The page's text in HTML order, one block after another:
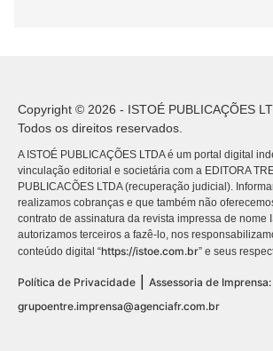
Copyright © 2026 - ISTOÉ PUBLICAÇÕES
Todos os direitos reservados.
A ISTOÉ PUBLICAÇÕES LTDA é um portal digital
vinculação editorial e societária com a EDITORA
PUBLICACÕES LTDA (recuperação judicial).
realizamos cobranças e que também não
contrato de assinatura da revista impressa de nome
autorizamos terceiros a fazê-lo, nos
conteúdo digital “https://istoe.com.br” e seus
Política de Privacidade
Assessoria de Imprensa:
grupoentre.imprensa@agenciafr.com.br